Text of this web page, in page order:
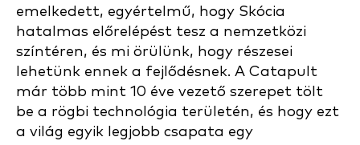
emelkedett, egyértelmű, hogy Skócia
hatalmas előrelépést tesz a nemzetközi
színtéren, és mi örülünk, hogy részesei
lehetünk ennek a fejlődésnek. A Catapult
már több mint 10 éve vezető szerepet tölt
be a rögbi technológia területén, és hogy ezt
a világ egyik legjobb csapata egy